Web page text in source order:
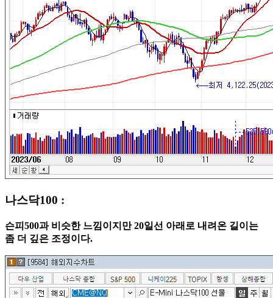
나스닥100 :
슨피500과 비슷한 느낌이지만 20일선 아래로 내려온 길이는
좀 더 깊은 조정이다.